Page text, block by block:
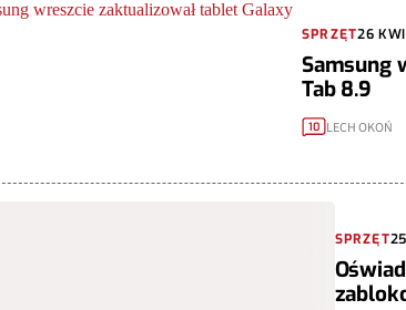
SPRZĘT26
Samsung
Tab 8.9
10 LECH OKOŃ
SPRZĘT